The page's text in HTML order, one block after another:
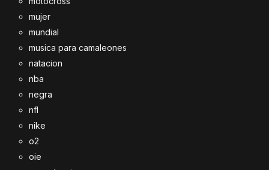
mujer
mundial
musica para camaleones
natacion
nba
negra
nfl
nike
o2
oie